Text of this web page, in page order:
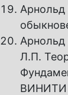
Л.П.
ВИНИТИ